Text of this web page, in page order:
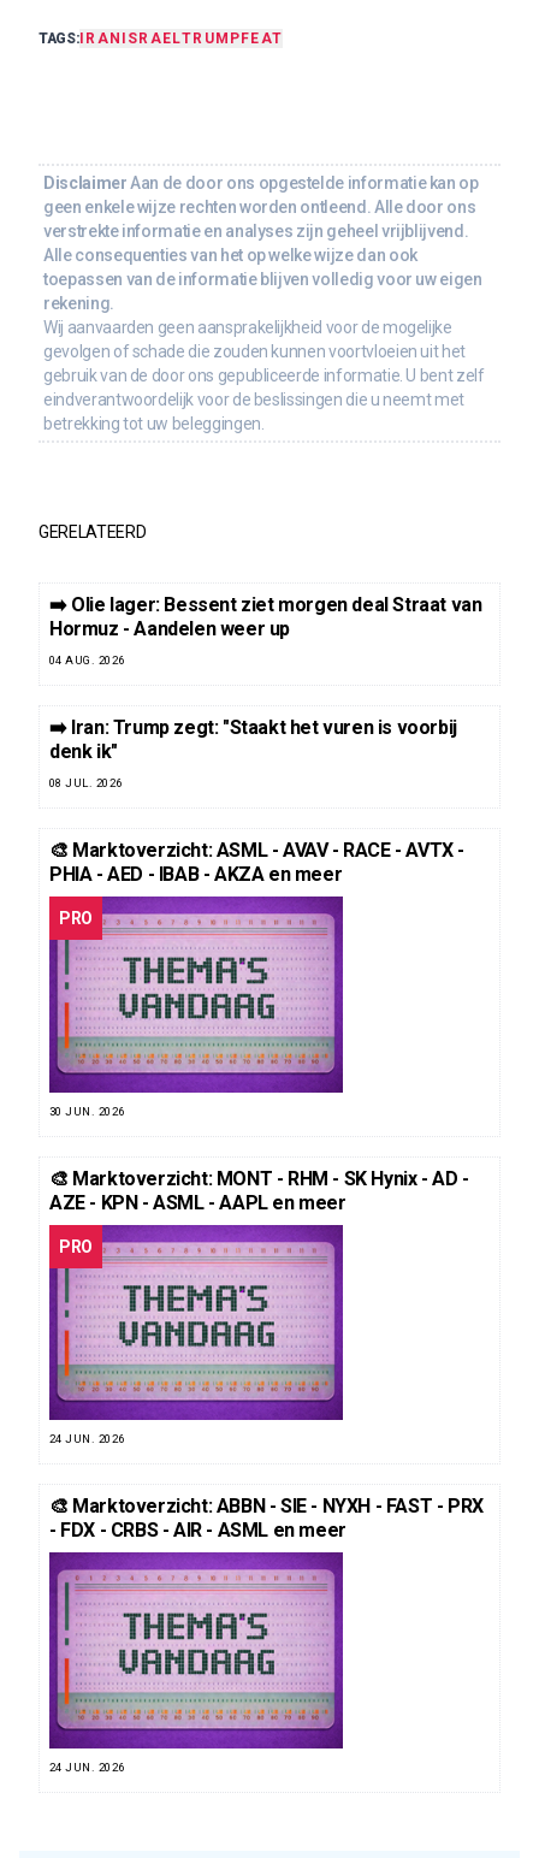
TAGS: IRAN ISRAELTRUMP FEAT
Disclaimer Aan de door ons opgestelde informatie kan op
geen enkele wijze rechten worden ontleend. Alle door ons
verstrekte informatie en analyses zijn geheel vrijblijvend.
Alle consequenties van het op welke wijze dan ook
toepassen van de informatie blijven volledig voor uw eigen
rekening.
Wij aanvaarden geen aansprakelijkheid voor de mogelijke
gevolgen of schade die zouden kunnen voortvloeien uit het
gebruik van de door ons gepubliceerde informatie. U bent zelf
eindverantwoordelijk voor de beslissingen die u neemt met
betrekking tot uw beleggingen.
GERELATEERD
➡️ Olie lager: Bessent ziet morgen deal Straat van
Hormuz - Aandelen weer up
04 AUG. 2026
➡️ Iran: Trump zegt: "Staakt het vuren is voorbij
denk ik"
08 JUL. 2026
🎨 Marktoverzicht: ASML - AVAV - RACE - AVTX -
PHIA - AED - IBAB - AKZA en meer
PRO
30 JUN. 2026
🎨 Marktoverzicht: MONT - RHM - SK Hynix - AD -
AZE - KPN - ASML - AAPL en meer
PRO
24 JUN. 2026
🎨 Marktoverzicht: ABBN - SIE - NYXH - FAST - PRX
- FDX - CRBS - AIR - ASML en meer
24 JUN. 2026